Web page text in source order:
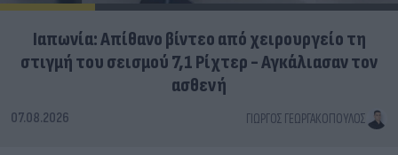
Ιαπωνία: Απίθανο βίντεο από χειρουργείο τη
στιγμή του σεισμού 7,1 Ρίχτερ - Αγκάλιασαν τον
ασθενή
07.08.2026 ΓΙΏΡΓΟΣ ΓΕΩΡΓΑΚΌΠΟΥΛΟΣ